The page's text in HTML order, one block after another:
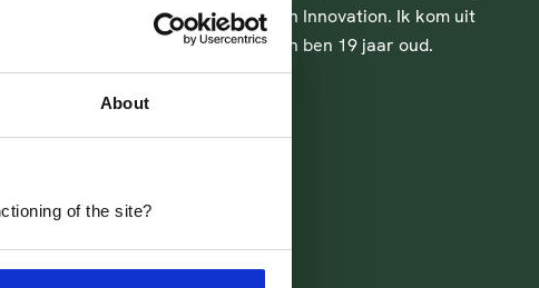
About
of the site?
bij
van Health Innovation. Ik kom uit
Utrecht en ben 19 jaar oud.